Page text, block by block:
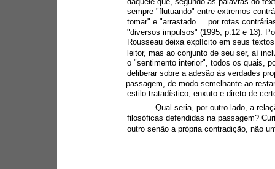
sempre "flutuando" entre extremos
tomar" e "arrastado ... por rotas
"diversos impulsos" (1995, p.12 e 13).
Rousseau deixa explícito em seus
leitor, mas ao conjunto de seu ser, aí
o "sentimento interior", todos os quais,
deliberar sobre a adesão às verdades
passagem, de modo semelhante ao
estilo tratadístico, enxuto e direto de
Qual seria, por outro lado, a
filosóficas defendidas na passagem?
outro senão a própria contradição, não